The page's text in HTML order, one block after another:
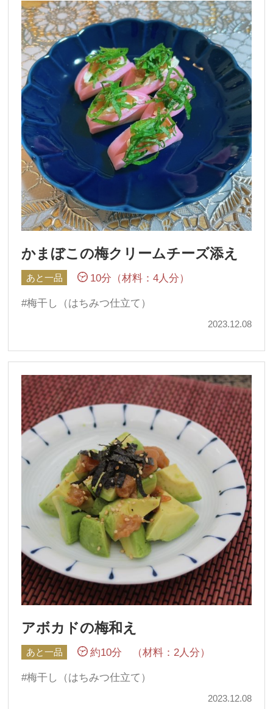
かまぼこの梅クリームチーズ添え
あと一品 10分（材料：4人分）
梅干し（はちみつ仕立て）
2023.12.08
アボカドの梅和え
あと一品 約10分 （材料：2人分）
梅干し（はちみつ仕立て）
2023.12.08